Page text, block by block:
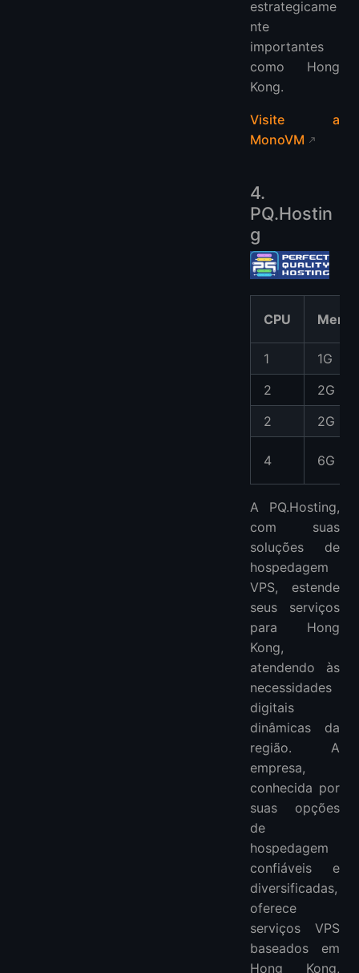
estrategicame
nte
importantes
como Hong
Kong.
Visite a
MonoVM
4.
PQ.Hostin
g
CPU
1
1G
2
2G
2
2G
4 6G
A PQ.Hosting,
com suas
soluções de
hospedagem
VPS, estende
seus serviços
para Hong
Kong,
atendendo às
necessidades
digitais
dinâmicas da
região. A
empresa,
conhecida por
suas opções
de
hospedagem
confiáveis e
diversificadas,
oferece
serviços VPS
baseados em
Hong Kong,